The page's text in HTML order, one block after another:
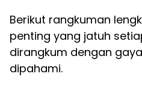
Berikut rangkuman
penting yang jatuh
dirangkum dengan
dipahami.